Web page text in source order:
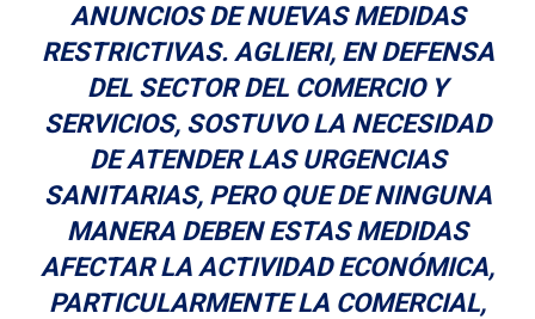
ANUNCIOS DE NUEVAS MEDIDAS
RESTRICTIVAS. AGLIERI, EN DEFENSA
DEL SECTOR DEL COMERCIO Y
SERVICIOS, SOSTUVO LA NECESIDAD
DE ATENDER LAS URGENCIAS
SANITARIAS, PERO QUE DE NINGUNA
MANERA DEBEN ESTAS MEDIDAS
AFECTAR LA ACTIVIDAD ECONÓMICA,
PARTICULARMENTE LA COMERCIAL,